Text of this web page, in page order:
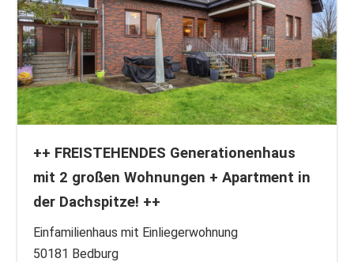
++ FREISTEHENDES Generationenhaus
mit 2 großen Wohnungen + Apartment in
der Dachspitze! ++
Einfamilienhaus mit Einliegerwohnung
50181 Bedburg